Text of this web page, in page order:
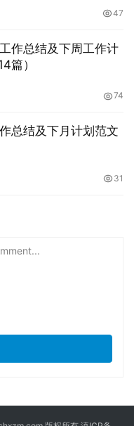
47
作总结及下周工作计
篇）
74
总结及下月计划范文
31